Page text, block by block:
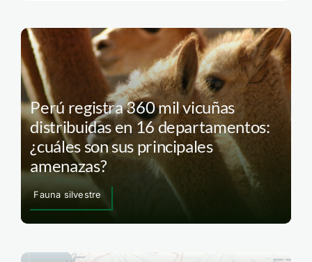
Perú registra 360 mil vicuñas
distribuidas en 16 departamentos:
¿cuáles son sus principales
amenazas?
Fauna silvestre